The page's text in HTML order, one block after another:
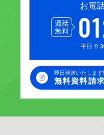
お電
平日
即日発送いたします!
無料資料請求